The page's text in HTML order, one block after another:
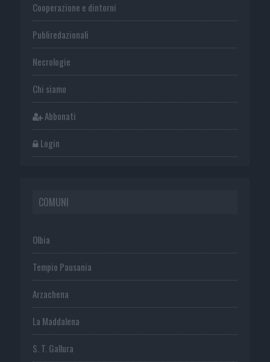
Cooperazione e dintorni
Publiredazionali
Necrologie
Chi siamo
Abbonati
Login
COMUNI
Olbia
Tempio Pausania
Arzachena
La Maddalena
S. T. Gallura